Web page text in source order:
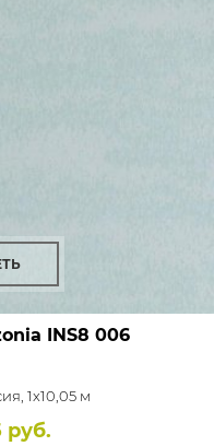
INS8 006
1x10,05 м
руб.